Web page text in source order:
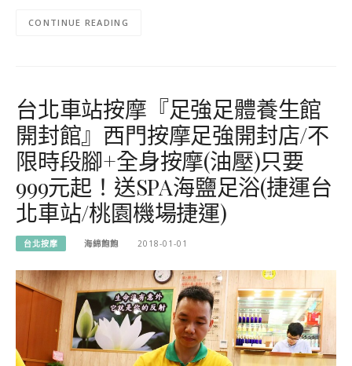
CONTINUE READING
台北車站按摩『足強足體養生館
開封館』西門按摩足強開封店/不
限時段腳+全身按摩(油壓)只要
999元起！送SPA海鹽足浴(捷運台
北車站/桃園機場捷運)
台北按摩 海綿飽飽 2018-01-01